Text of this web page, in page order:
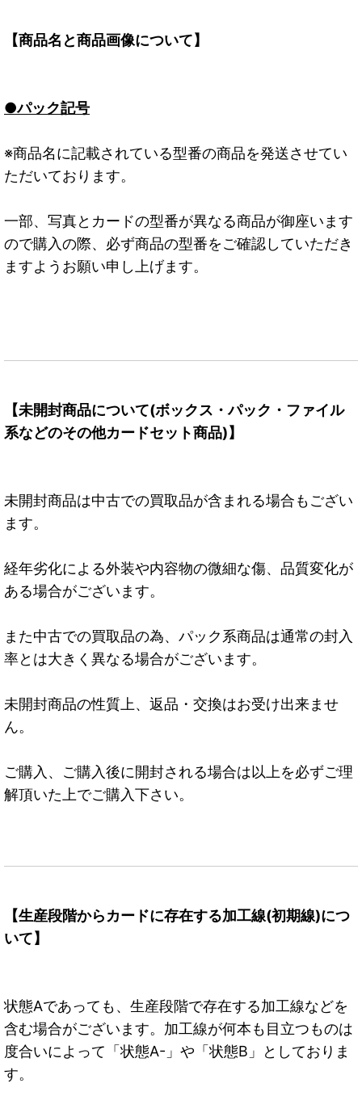
【商品名と商品画像について】
●パック記号
※商品名に記載されている型番の商品を発送させてい
ただいております。
一部、写真とカードの型番が異なる商品が御座います
ので購入の際、必ず商品の型番をご確認していただき
ますようお願い申し上げます。
【未開封商品について(ボックス・パック・ファイル
系などのその他カードセット商品)】
未開封商品は中古での買取品が含まれる場合もござい
ます。
経年劣化による外装や内容物の微細な傷、品質変化が
ある場合がございます。
また中古での買取品の為、パック系商品は通常の封入
率とは大きく異なる場合がございます。
未開封商品の性質上、返品・交換はお受け出来ませ
ん。
ご購入、ご購入後に開封される場合は以上を必ずご理
解頂いた上でご購入下さい。
【生産段階からカードに存在する加工線(初期線)につ
いて】
状態Aであっても、生産段階で存在する加工線などを
含む場合がございます。加工線が何本も目立つものは
度合いによって「状態A-」や「状態B」としておりま
す。